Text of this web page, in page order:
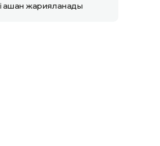
қашан жарияланады